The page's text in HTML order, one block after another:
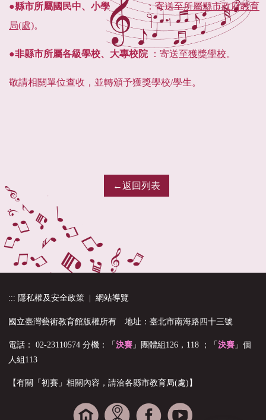
●縣市所屬國民中、小學：寄送至所屬縣市政府教育
局(處)。
●非縣市所屬各級學校、大專校院 ：寄送至獲獎學校。
敬請相關單位查收，並轉頒予獲獎學校/學生。
←返回列表
::: 隱私權及安全政策 | 網站導覽
國立臺灣藝術教育館版權所有 地址：臺北市南海路四十三號
電話： 02-23110574 分機：「決賽」團體組126，118 ；「決賽」個
人組113
【有關「初賽」相關內容，請洽各縣市教育局(處)】